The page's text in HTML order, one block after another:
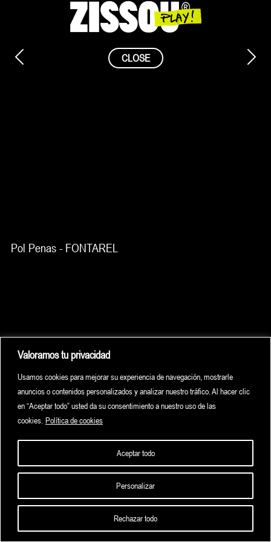
Valoramos tu privacidad
Usamos cookies para mejorar su experiencia de navegación, mostrarle
anuncios o contenidos personalizados y analizar nuestro tráfico. Al hacer clic
en “Aceptar todo” usted da su consentimiento a nuestro uso de las
cookies. Política de cookies
Personalizar
Rechazar todo
Aceptar todo
CLOSE
Pol Penas - FONTAREL
HOME HIGHLIGHTS ARCHIVE CONTACT